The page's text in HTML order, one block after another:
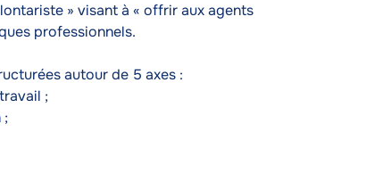
» visant à « offrir aux agents
professionnels.
autour de 5 axes :
;